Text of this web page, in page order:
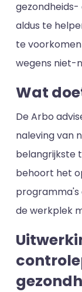
gezondheids-
aldus te
te
wegens niet-
Wat
De Arbo
naleving van
belangrijkste
behoort het
programma's
de werkplek